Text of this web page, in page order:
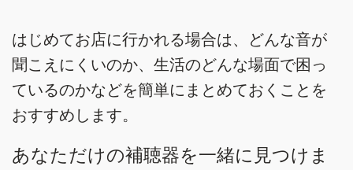
はじめてお店に行かれる場合は、どんな音が
聞こえにくいのか、生活のどんな場面で困っ
ているのかなどを簡単にまとめておくことを
おすすめします。
あなただけの補聴器を一緒に見つけま